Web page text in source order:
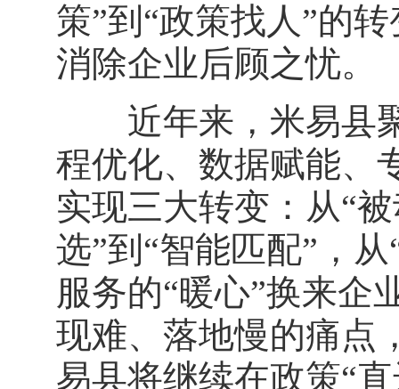
策”到“政策找人”的
消除企业后顾之忧。
近年来，米易县聚
程优化、数据赋能、
实现三大转变：从“
选”到“智能匹配”，
服务的“暖心”换来企
现难、落地慢的痛点
易县将继续在政策“